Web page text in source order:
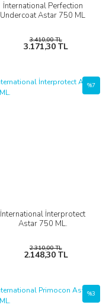
İnternational Perfection
Undercoat Astar 750 ML
3.410,00 TL
3.171,30 TL
İnternational İnterprotect
Astar 750 ML.
%7
2.310,00 TL
2.148,30 TL
%3